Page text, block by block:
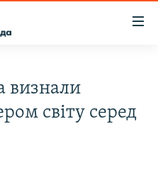
визнали
світу серед